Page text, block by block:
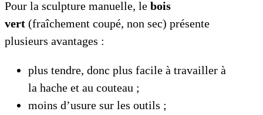
Pour la sculpture manuelle, le bois
vert (fraîchement coupé, non sec) présente
plusieurs avantages :
plus tendre, donc plus facile à travailler à
la hache et au couteau ;
moins d’usure sur les outils ;